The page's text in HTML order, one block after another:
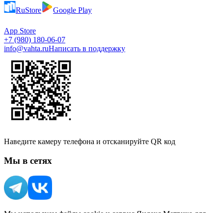
RuStore Google Play
App Store
+7 (980) 180-06-07
info@vahta.ruНаписать в поддержку
Наведите камеру телефона и отсканируйте QR код
Мы в сетях